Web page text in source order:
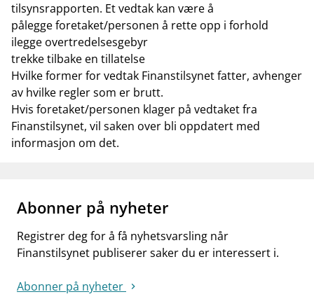
tilsynsrapporten. Et vedtak kan være å
pålegge foretaket/personen å rette opp i forhold
ilegge overtredelsesgebyr
trekke tilbake en tillatelse
Hvilke former for vedtak Finanstilsynet fatter, avhenger
av hvilke regler som er brutt.
Hvis foretaket/personen klager på vedtaket fra
Finanstilsynet, vil saken over bli oppdatert med
informasjon om det.
Abonner på nyheter
Registrer deg for å få nyhetsvarsling når
Finanstilsynet publiserer saker du er interessert i.
Abonner på nyheter